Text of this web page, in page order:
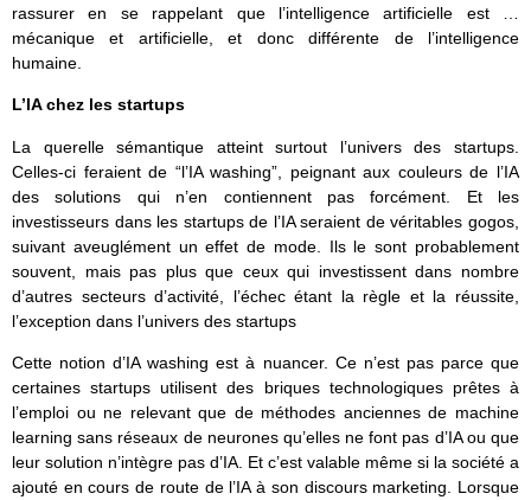
rassurer en se rappelant que l’intelligence artificielle est …
mécanique et artificielle, et donc différente de l’intelligence
humaine.
L’IA chez les startups
La querelle sémantique atteint surtout l’univers des startups.
Celles-ci feraient de “l’IA washing”, peignant aux couleurs de l’IA
des solutions qui n’en contiennent pas forcément. Et les
investisseurs dans les startups de l’IA seraient de véritables gogos,
suivant aveuglément un effet de mode. Ils le sont probablement
souvent, mais pas plus que ceux qui investissent dans nombre
d’autres secteurs d’activité, l’échec étant la règle et la réussite,
l’exception dans l’univers des startups
Cette notion d’IA washing est à nuancer. Ce n’est pas parce que
certaines startups utilisent des briques technologiques prêtes à
l’emploi ou ne relevant que de méthodes anciennes de machine
learning sans réseaux de neurones qu’elles ne font pas d’IA ou que
leur solution n’intègre pas d’IA. Et c’est valable même si la société a
ajouté en cours de route de l’IA à son discours marketing. Lorsque